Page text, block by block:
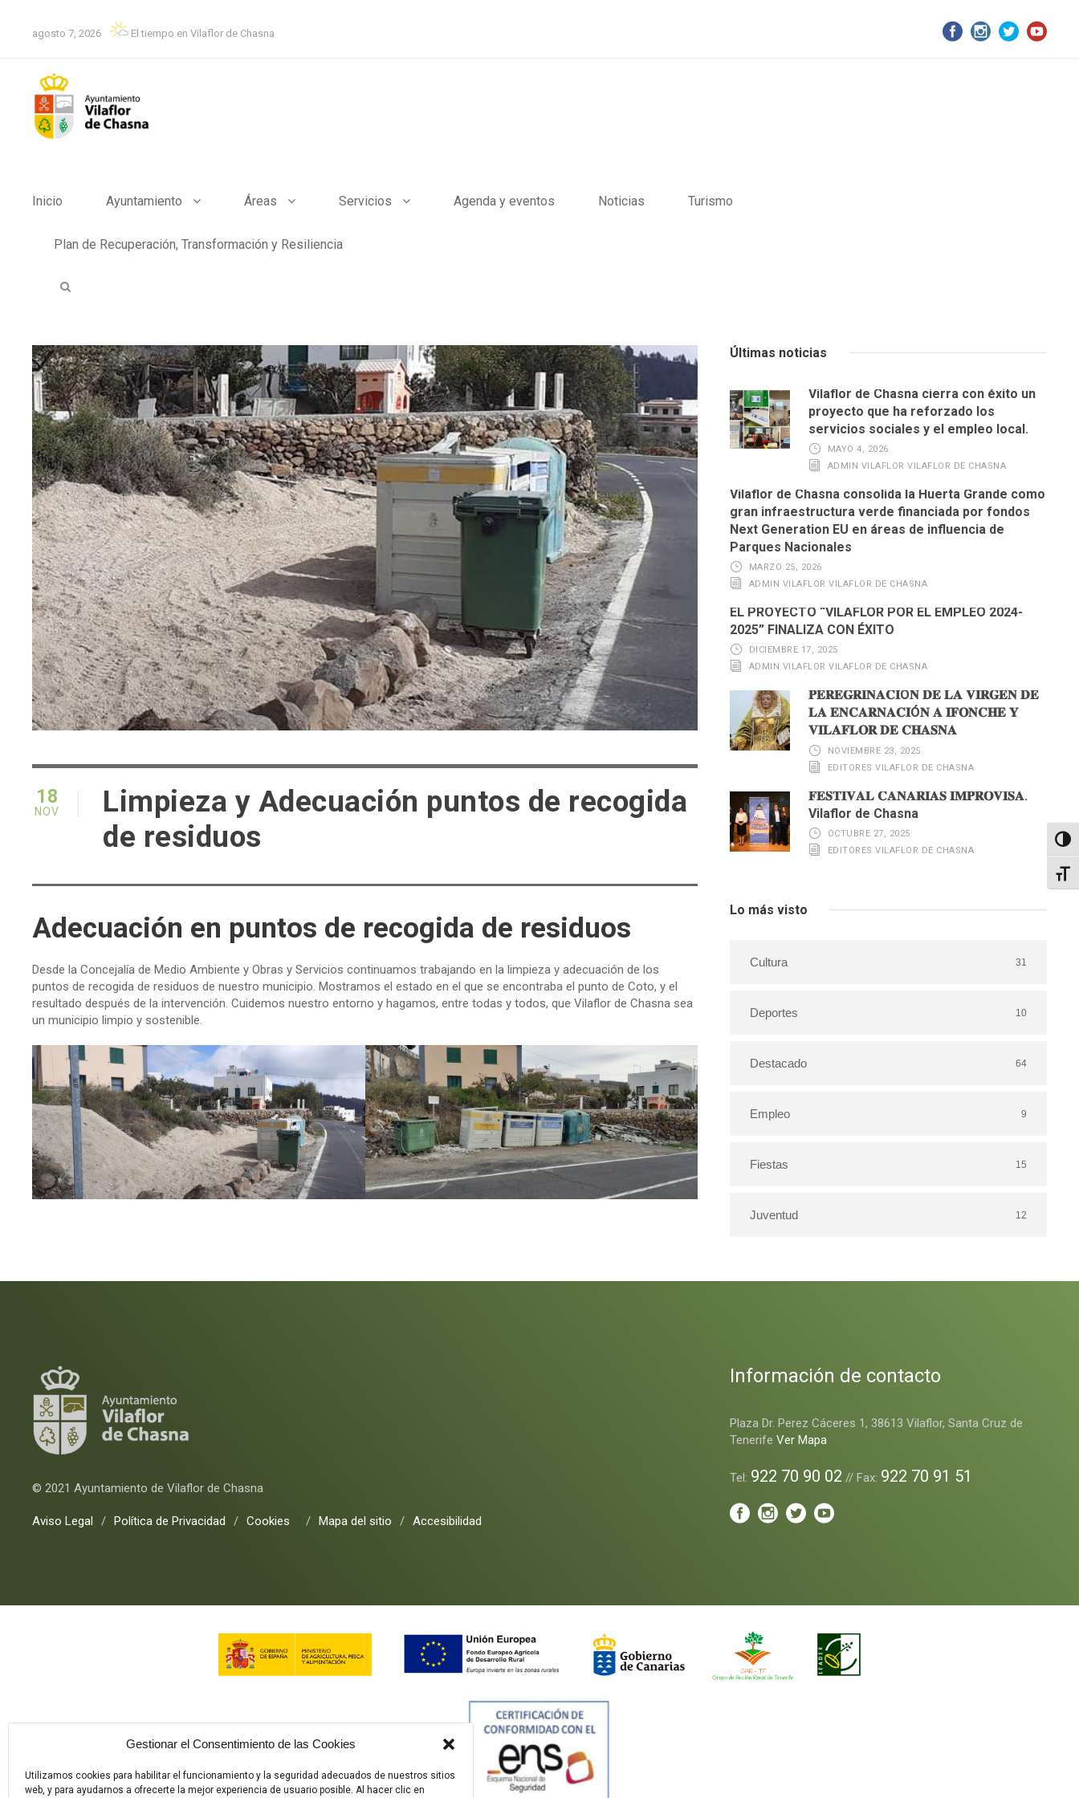
Gestionar el Consentimiento de las Cookies
Utilizamos cookies para habilitar el funcionamiento y la seguridad adecuados de nuestros sitios
web, y para ayudarnos a ofrecerte la mejor experiencia de usuario posible. Al hacer clic en
agosto 7, 2026 El tiempo en Vilaflor de Chasna
Inicio Ayuntamiento Áreas Servicios Agenda y eventos Noticias Turismo
Plan de Recuperación, Transformación y Resiliencia
18
NOV
Limpieza y Adecuación puntos de recogida
de residuos
Adecuación en puntos de recogida de residuos
Desde la Concejalía de Medio Ambiente y Obras y Servicios continuamos trabajando en la limpieza y adecuación de los
puntos de recogida de residuos de nuestro municipio. Mostramos el estado en el que se encontraba el punto de Coto, y el
resultado después de la intervención. Cuidemos nuestro entorno y hagamos, entre todas y todos, que Vilaflor de Chasna sea
un municipio limpio y sostenible.
Últimas noticias
Vilaflor de Chasna cierra con éxito un
proyecto que ha reforzado los
servicios sociales y el empleo local.
MAYO 4, 2026
ADMIN VILAFLOR VILAFLOR DE CHASNA
Vilaflor de Chasna consolida la Huerta Grande como
gran infraestructura verde financiada por fondos
Next Generation EU en áreas de influencia de
Parques Nacionales
MARZO 25, 2026
ADMIN VILAFLOR VILAFLOR DE CHASNA
EL PROYECTO “VILAFLOR POR EL EMPLEO 2024-
2025” FINALIZA CON ÉXITO
DICIEMBRE 17, 2025
ADMIN VILAFLOR VILAFLOR DE CHASNA
𝐏𝐄𝐑𝐄𝐆𝐑𝐈𝐍𝐀𝐂𝐈Ó𝐍 𝐃𝐄 𝐋𝐀 𝐕𝐈𝐑𝐆𝐄𝐍 𝐃𝐄
𝐋𝐀 𝐄𝐍𝐂𝐀𝐑𝐍𝐀𝐂𝐈Ó𝐍 𝐀 𝐈𝐅𝐎𝐍𝐂𝐇𝐄 𝐘
𝐕𝐈𝐋𝐀𝐅𝐋𝐎𝐑 𝐃𝐄 𝐂𝐇𝐀𝐒𝐍𝐀
NOVIEMBRE 23, 2025
EDITORES VILAFLOR DE CHASNA
𝐅𝐄𝐒𝐓𝐈𝐕𝐀𝐋 𝐂𝐀𝐍𝐀𝐑𝐈𝐀𝐒 𝐈𝐌𝐏𝐑𝐎𝐕𝐈𝐒𝐀.
Vilaflor de Chasna
OCTUBRE 27, 2025
EDITORES VILAFLOR DE CHASNA
Lo más visto
Cultura 31
Deportes 10
Destacado 64
Empleo 9
Fiestas 15
Juventud 12
© 2021 Ayuntamiento de Vilaflor de Chasna
Aviso Legal / Política de Privacidad / Cookies / Mapa del sitio / Accesibilidad
Información de contacto
Plaza Dr. Perez Cáceres 1, 38613 Vilaflor, Santa Cruz de
TenerifeVer Mapa
Tel: 922 70 90 02 // Fax: 922 70 91 51